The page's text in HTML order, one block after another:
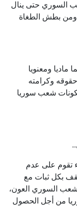
السوري حتى ينال
ومن بطش الطغاة
ومعنويا
وكرامته
شعب سوريا
تقوم على عدم
بكل ثبات مع
السوري العون،
من أجل الحصول